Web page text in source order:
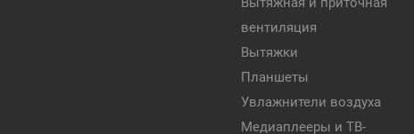
вентиляция
Вытяжки
Планшеты
Увлажнители воздуха
Медиаплееры и ТВ-